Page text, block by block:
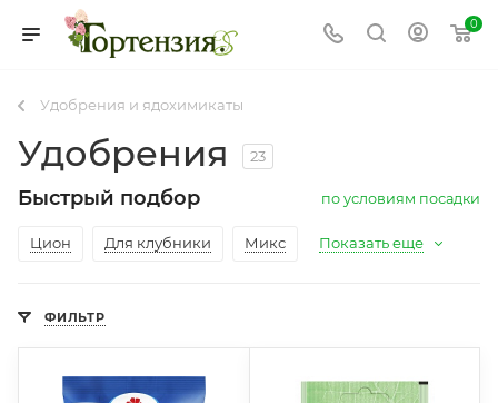
0
Удобрения и ядохимикаты
Удобрения 23
Быстрый подбор по условиям посадки
Цион Для клубники Микс Показать еще
ФИЛЬТР